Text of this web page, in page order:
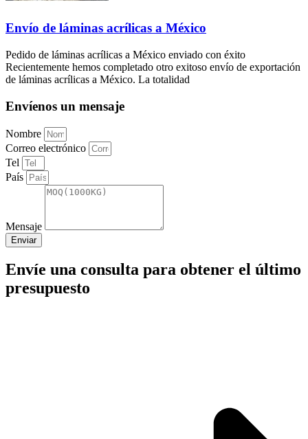
Envío de láminas acrílicas a México
Pedido de láminas acrílicas a México enviado con éxito
Recientemente hemos completado otro exitoso envío de exportación
de láminas acrílicas a México. La totalidad
Envíenos un mensaje
Nombre
Correo electrónico
Tel
País
Mensaje
Enviar
Envíe una consulta para obtener el último
presupuesto